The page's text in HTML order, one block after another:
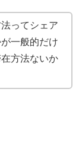
ってシェア
一般的だけ
方法ないか